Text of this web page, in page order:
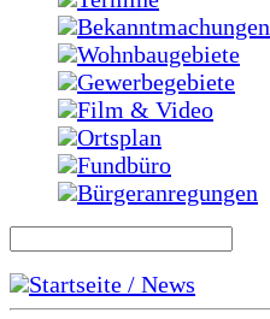
Bekanntmachungen
Wohnbaugebiete
Gewerbegebiete
Film & Video
Ortsplan
Fundbüro
Bürgeranregungen
Startseite / News